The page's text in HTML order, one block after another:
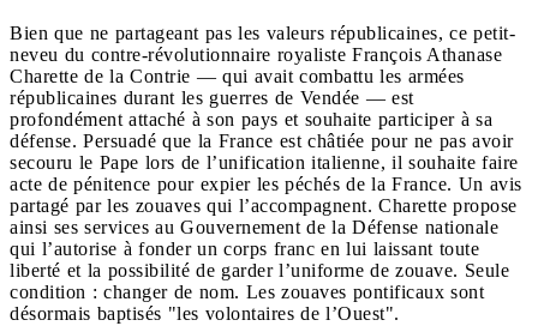
Bien que ne partageant pas les valeurs républicaines, ce petit-
neveu du contre-révolutionnaire royaliste François Athanase
Charette de la Contrie — qui avait combattu les armées
républicaines durant les guerres de Vendée — est
profondément attaché à son pays et souhaite participer à sa
défense. Persuadé que la France est châtiée pour ne pas avoir
secouru le Pape lors de l’unification italienne, il souhaite faire
acte de pénitence pour expier les péchés de la France. Un avis
partagé par les zouaves qui l’accompagnent. Charette propose
ainsi ses services au Gouvernement de la Défense nationale
qui l’autorise à fonder un corps franc en lui laissant toute
liberté et la possibilité de garder l’uniforme de zouave. Seule
condition : changer de nom. Les zouaves pontificaux sont
désormais baptisés "les volontaires de l’Ouest".